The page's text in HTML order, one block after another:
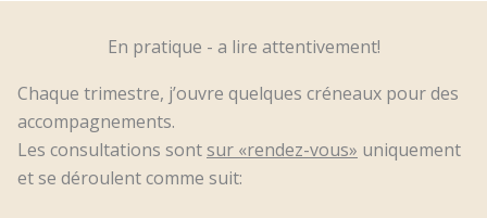
En pratique - a lire attentivement!
Chaque trimestre, j’ouvre quelques créneaux pour des
accompagnements.
Les consultations sontsur «rendez-vous» uniquement
et se déroulent comme suit: